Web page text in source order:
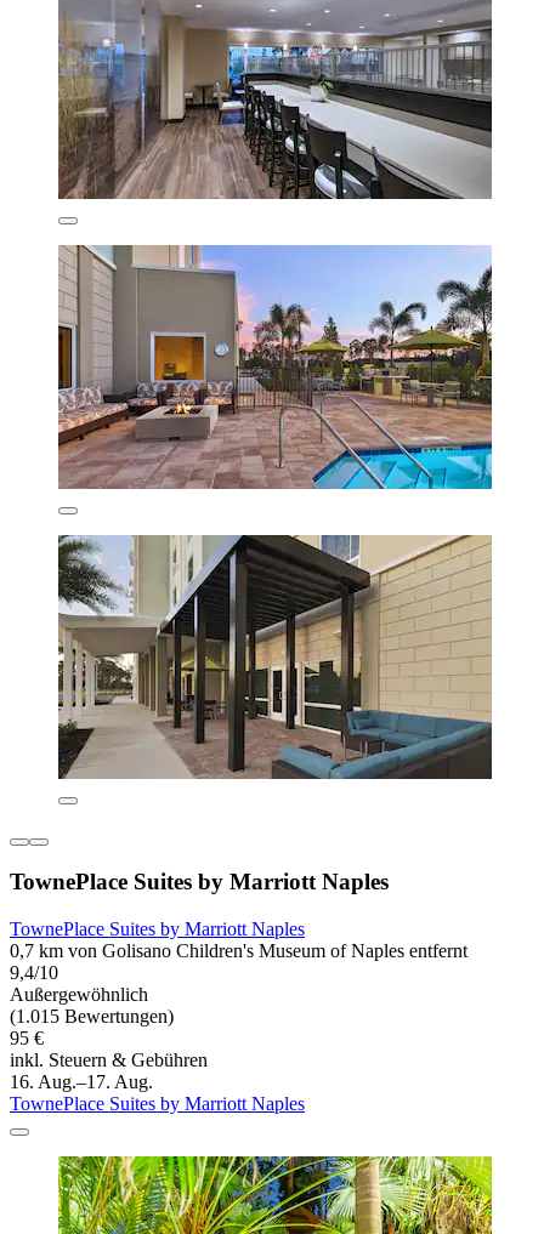
TownePlace Suites by Marriott Naples
TownePlace Suites by Marriott Naples
0,7 km von Golisano Children's Museum of Naples entfernt
9,4/10
Außergewöhnlich
(1.015 Bewertungen)
95 €
inkl. Steuern & Gebühren
16. Aug.–17. Aug.
TownePlace Suites by Marriott Naples